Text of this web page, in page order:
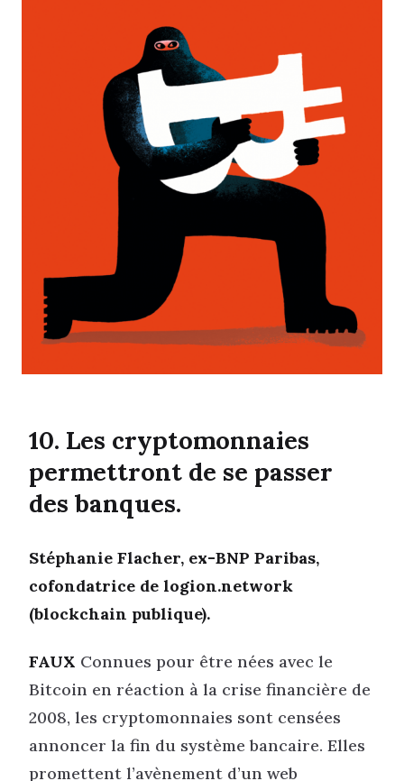
10. Les cryptomonnaies
permettront de se passer
des banques.
Stéphanie Flacher, ex-BNP Paribas,
cofondatrice de logion.network
(blockchain publique).
FAUX Connues pour être nées avec le
Bitcoin en réaction à la crise financière de
2008, les cryptomonnaies sont censées
annoncer la fin du système bancaire. Elles
promettent l’avènement d’un web